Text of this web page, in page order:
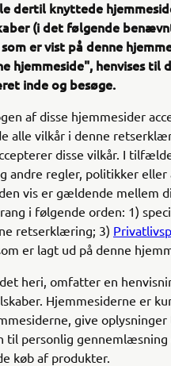
dertil knyttede
(i det følgende
er vist på denne
hjemmeside", henvises
inde og besøge.
af disse hjemmesider
alle vilkår i denne
disse vilkår. I
andre regler, politikker eller
vis er gældende mellem
i følgende orden: 1)
retserklæring; 3)
er lagt ud på denne
heri, omfatter en
Hjemmesiderne er
give
til personlig gennemlæsning
køb af produkter.